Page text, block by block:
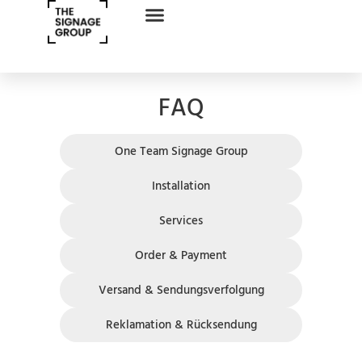
FAQ
One Team Signage Group
Installation
Services
Order & Payment
Versand & Sendungsverfolgung
Reklamation & Rücksendung